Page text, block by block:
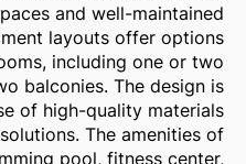
and well-maintained
layouts offer options
including one or two
balconies. The design is
of high-quality materials
The amenities of
pool, fitness center,